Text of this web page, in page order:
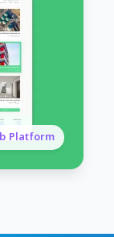
Platform